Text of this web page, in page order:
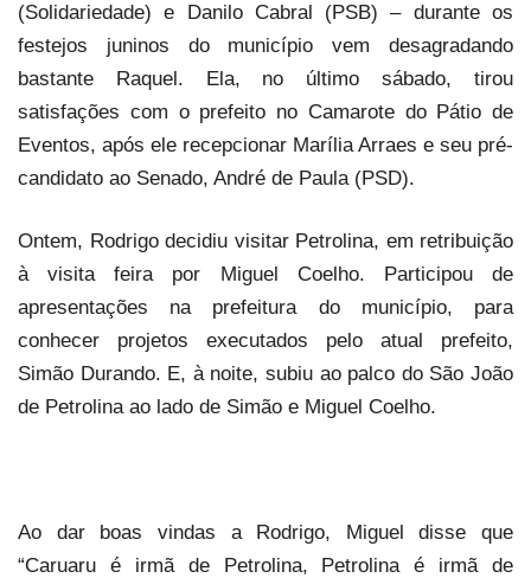
(Solidariedade) e Danilo Cabral (PSB) – durante os
festejos juninos do município vem desagradando
bastante Raquel. Ela, no último sábado, tirou
satisfações com o prefeito no Camarote do Pátio de
Eventos, após ele recepcionar Marília Arraes e seu pré-
candidato ao Senado, André de Paula (PSD).
Ontem, Rodrigo decidiu visitar Petrolina, em retribuição
à visita feira por Miguel Coelho. Participou de
apresentações na prefeitura do município, para
conhecer projetos executados pelo atual prefeito,
Simão Durando. E, à noite, subiu ao palco do São João
de Petrolina ao lado de Simão e Miguel Coelho.
Ao dar boas vindas a Rodrigo, Miguel disse que
“Caruaru é irmã de Petrolina, Petrolina é irmã de